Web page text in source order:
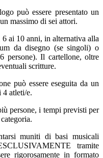
può essere presentato un
massimo di sei attori.
ai 10 anni, in alternativa alla
da disegno (se singoli) o
persone). Il cartellone, oltre
scritture.
può essere eseguita da un
4 atleti/e.
persone, i tempi previsti per
muniti di basi musicali
tramite
rigorosamente in formato